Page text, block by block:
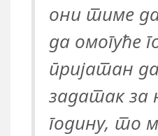
они тиме
да омогуће
пријатан
задатак за
годину, то